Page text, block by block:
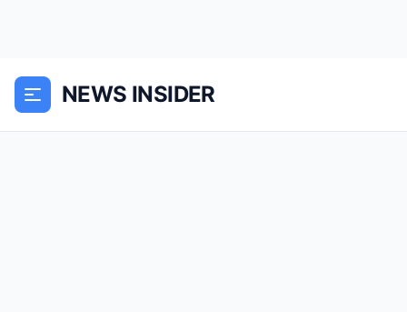
NEWS INSIDER